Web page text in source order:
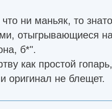
ни маньяк, то
отыгрывающиеся
б*".
как простой
оригинал не блещет.